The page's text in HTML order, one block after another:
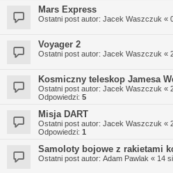
Mars Express
Ostatni post autor: Jacek Waszczuk «
Voyager 2
Ostatni post autor: Jacek Waszczuk «
Kosmiczny teleskop Jamesa
Ostatni post autor: Jacek Waszczuk «
Odpowiedzi: 5
Misja DART
Ostatni post autor: Jacek Waszczuk «
Odpowiedzi: 1
Samoloty bojowe z rakietami
Ostatni post autor: Adam Pawlak « 14